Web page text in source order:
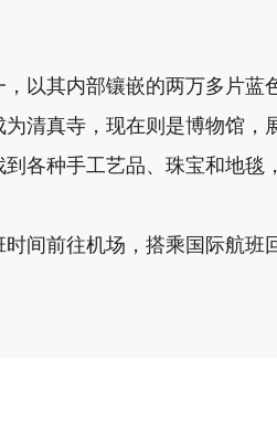
以其内部镶嵌的两万多片蓝
清真寺，现在则是博物馆，
各种手工艺品、珠宝和地毯
间前往机场，搭乘国际航班